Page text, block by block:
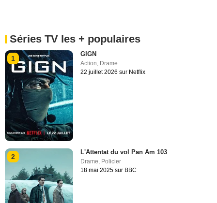
Séries TV les + populaires
1
GIGN
Action, Drame
22 juillet 2026 sur Netflix
2
L'Attentat du vol Pan Am 103
Drame, Policier
18 mai 2025 sur BBC